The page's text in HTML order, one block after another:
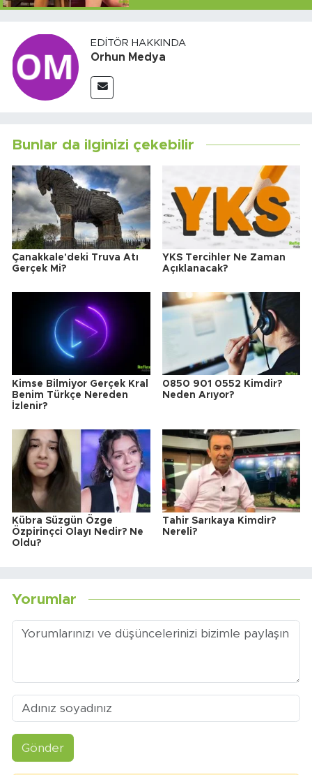
EDITÖR HAKKINDA
Orhun Medya
Bunlar da ilginizi çekebilir
Çanakkale'deki Truva Atı
Gerçek Mi?
YKS Tercihler Ne Zaman
Açıklanacak?
Kimse Bilmiyor Gerçek Kral
Benim Türkçe Nereden
İzlenir?
0850 901 0552 Kimdir?
Neden Arıyor?
Kübra Süzgün Özge
Özpirinçci Olayı Nedir? Ne
Oldu?
Tahir Sarıkaya Kimdir?
Nereli?
Yorumlar
Gönder